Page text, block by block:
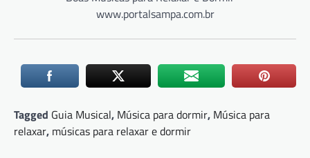
www.portalsampa.com.br
Tagged Guia Musical, Música para dormir, Música para
relaxar, músicas para relaxar e dormir